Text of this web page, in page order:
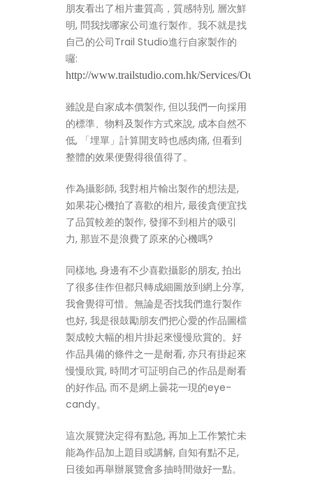
朋友看出了相片畫質高，質感特別, 層次鮮
明, 問我找哪家公司進行製作。我不就是找
自己的公司Trail Studio進行自家製作的
囉:
http://www.trailstudio.com.hk/Services/Output/
雖說是自家成本價製作, 但以我們一向採用
的標準、物料及製作方式來說, 成本自然不
低, 「埋單」計算開支時也感肉痛, 但看到
整體的效果便覺得很值得了。
作為攝影師, 我對相片輸出製作的想法是,
如果花心機拍了喜歡的相片, 最後貪便宜找
了品質較差的製作, 發揮不到相片的吸引
力, 那豈不是浪費了原來的心機嗎?
同樣地, 身邊有不少喜歡攝影的朋友, 拍出
了很多佳作但都只轉成細圖放到網上分享,
我會覺得可惜。無論是否找我們進行製作
也好, 我是很鼓勵朋友們把心愛的作品圖檔
製成較大幅的相片掛起來慢慢欣賞的。好
作品具備的條件之一是耐看, 亦只有掛起來
慢慢欣賞, 時間才可証明自己的作品是耐看
的好作品, 而不是網上曇花一現的eye-
candy。
這次展覽決定得有點急, 再加上工作繁忙未
能為作品加上題目或講解, 自知有點不足,
日後如再舉辦展覽會多抽時間做好一點。